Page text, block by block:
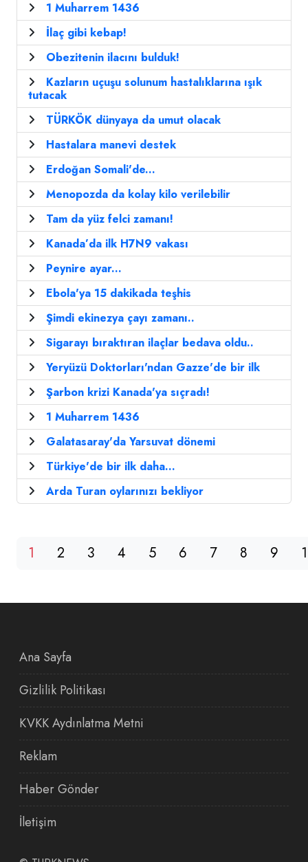
1 Muharrem 1436
İlaç gibi kebap!
Obezitenin ilacını bulduk!
Kazların uçuşu solunum hastalıklarına ışık
tutacak
TÜRKÖK dünyaya da umut olacak
Hastalara manevi destek
Erdoğan Somali'de...
Menopozda da kolay kilo verilebilir
Tam da yüz felci zamanı!
Kanada’da ilk H7N9 vakası
Peynire ayar...
Ebola'ya 15 dakikada teşhis
Şimdi ekinezya çayı zamanı..
Sigarayı bıraktıran ilaçlar bedava oldu..
Yeryüzü Doktorları'ndan Gazze'de bir ilk
Şarbon krizi Kanada'ya sıçradı!
1 Muharrem 1436
Galatasaray'da Yarsuvat dönemi
Türkiye'de bir ilk daha...
Arda Turan oylarınızı bekliyor
1 2 3 4 5 6 7 8 9
Ana Sayfa
Gizlilik Politikası
KVKK Aydınlatma Metni
Reklam
Haber Gönder
İletişim